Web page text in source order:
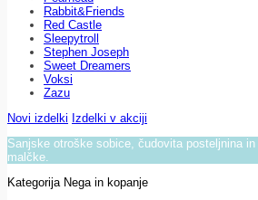
Rabbit&Friends
Red Castle
Sleepytroll
Stephen Joseph
Sweet Dreamers
Voksi
Zazu
Novi izdelki Izdelki v akciji
Sanjske otroške sobice, čudovita posteljnina
malčke.
Kategorija Nega in kopanje